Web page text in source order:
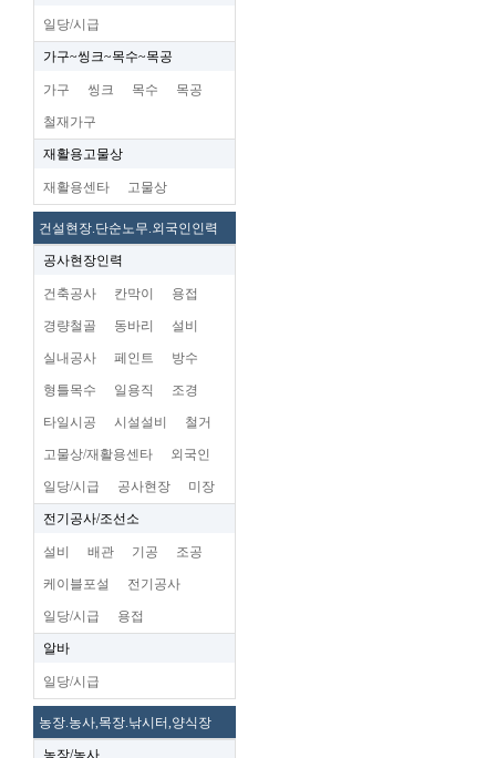
일당/시급
가구~씽크~목수~목공
가구 씽크 목수 목공
철재가구
재활용고물상
재활용센타 고물상
건설현장.단순노무.외국인인력
공사현장인력
건축공사 칸막이 용접
경량철골 동바리 설비
실내공사 페인트 방수
형틀목수 일용직 조경
타일시공 시설설비 철거
고물상/재활용센타 외국인
일당/시급 공사현장 미장
전기공사/조선소
설비 배관 기공 조공
케이블포설 전기공사
일당/시급 용접
알바
일당/시급
농장.농사,목장.낚시터,양식장
농장/농사